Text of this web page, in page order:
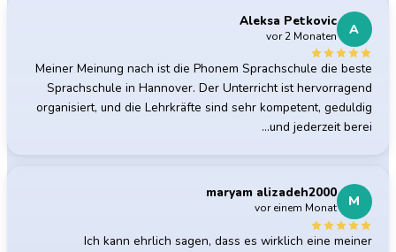
A
Aleksa Petkovic
vor 2 Monaten
Meiner Meinung nach ist die Phonem Sprachschule die beste
Sprachschule in Hannover. Der Unterricht ist hervorragend
organisiert, und die Lehrkräfte sind sehr kompetent, geduldig
und jederzeit berei…
M
maryam alizadeh2000
vor einem Monat
Ich kann ehrlich sagen, dass es wirklich eine meiner